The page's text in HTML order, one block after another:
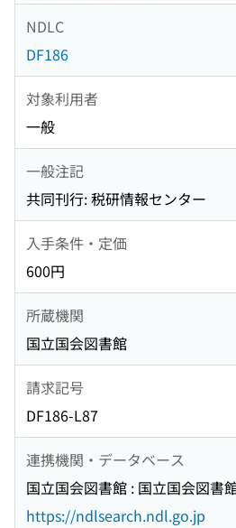
NDLC
DF186
対象利用者
一般
一般注記
共同刊行: 税研情報センター
入手条件・定価
600円
所蔵機関
国立国会図書館
請求記号
DF186-L87
連携機関・データベース
国立国会図書館 : 国立国会図書
https://ndlsearch.ndl.go.jp